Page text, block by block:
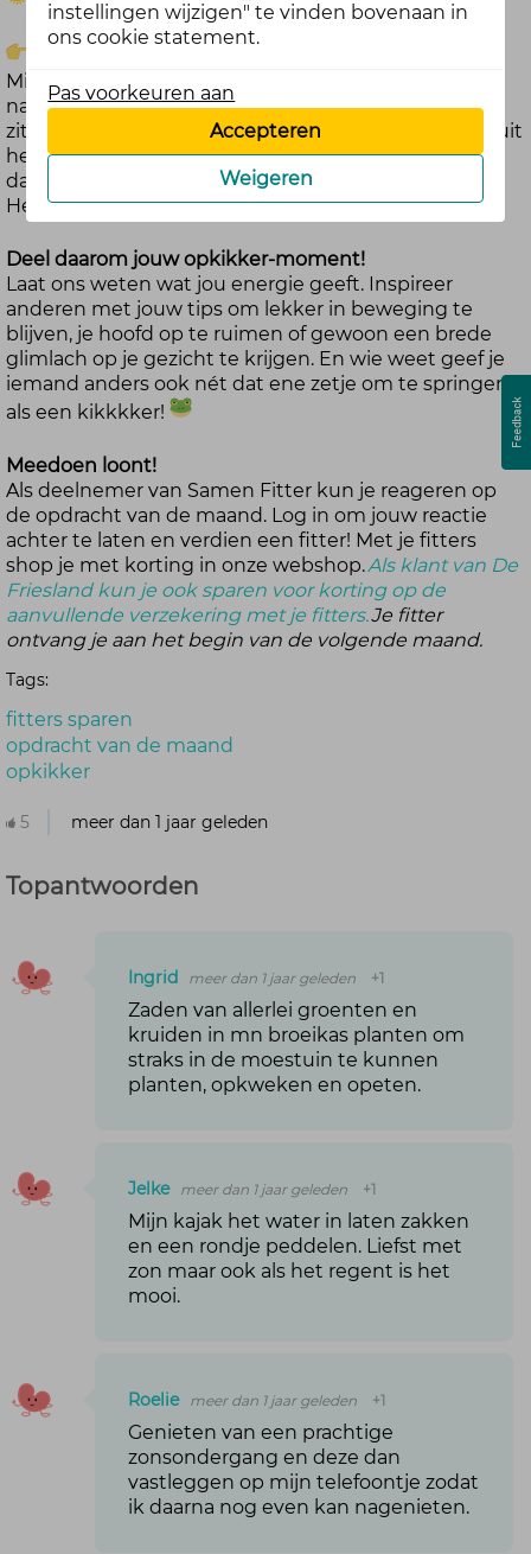
Misschien is het een wandeling tussen de bloeiende
natuur, een vrolijke playlist waar je niet stil bij kunt
zitten, of een kleurrijk gerecht met groente en fruit uit
het seizoen? Of wie weet haal jij energie uit eindelijk
dat uitje plannen dat je al te lang hebt uitgesteld.
Herkenbaar?
Deel daarom jouw opkikker-moment!
Laat ons weten wat jou energie geeft. Inspireer
anderen met jouw tips om lekker in beweging te
blijven, je hoofd op te ruimen of gewoon een brede
glimlach op je gezicht te krijgen. En wie weet geef je
iemand anders ook nét dat ene zetje om te springen –
als een kikkkker!
Meedoen loont!
Als deelnemer van Samen Fitter kun je reageren op
de opdracht van de maand. Log in om jouw reactie
achter te laten en verdien een fitter! Met je fitters
shop je met korting in onze webshop.Als klant van De
Friesland kun je ook sparen voor korting op de
aanvullende verzekering met je fitters.Je fitter
ontvang je aan het begin van de volgende maand.
Tags:
fitters sparen
opdracht van de maand
opkikker
5 meer dan 1 jaar geleden
Topantwoorden
Ingrid meer dan 1 jaar geleden +1
Zaden van allerlei groenten en
kruiden in mn broeikas planten om
straks in de moestuin te kunnen
planten, opkweken en opeten.
Jelke meer dan 1 jaar geleden +1
Mijn kajak het water in laten zakken
en een rondje peddelen. Liefst met
zon maar ook als het regent is het
mooi.
Roelie meer dan 1 jaar geleden +1
Genieten van een prachtige
zonsondergang en deze dan
vastleggen op mijn telefoontje zodat
ik daarna nog even kan nagenieten.
instellingen wijzigen" te vinden bovenaan in
ons cookie statement.
Pas voorkeuren aan
Accepteren
Weigeren